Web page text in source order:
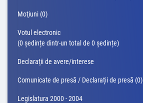
Moţiuni (0)
Votul electronic
(0 ședințe dintr-un total de 0 ședințe)
Declaraţii de avere/interese
Comunicate de presă / Declarații de presă (0)
Legislatura 2000 - 2004